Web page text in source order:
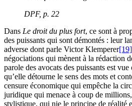
DPF, p. 22
Dans Le droit du plus fort, ce sont à
des puissants qui sont démontés : leur
adverse dont parle Victor Klemperer[19]
négociations qui mènent à la rédaction
parole des avocats des puissants est
qu’elle détourne le sens des mots et
censure économique qui empêche la
juridique qui menace à coup de
stylistique, qui nie le principe de réalité